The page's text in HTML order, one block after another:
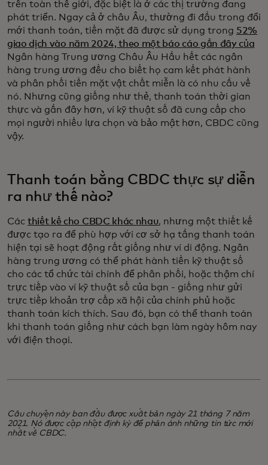
trên toàn thế giới, đặc biệt là ở các thị trường đang
phát triển. Ngay cả ở châu Âu, thường đi đầu trong đổi
mới thanh toán, tiền mặt đã được sử dụng trong 52%
giao dịch vào năm 2024, theo một báo cáo gần đây của
Ngân hàng Trung ương Châu Âu Hầu hết các ngân
hàng trung ương đều cho biết họ cam kết phát hành
và phân phối tiền mặt vật chất miễn là có nhu cầu về
nó. Nhưng cũng giống như thẻ, thanh toán thời gian
thực và gần đây hơn, ví kỹ thuật số đã cung cấp cho
mọi người nhiều lựa chọn và bảo mật hơn, CBDC cũng
vậy.
Thanh toán bằng CBDC thực sự diễn
ra như thế nào?
Các thiết kế cho CBDC khác nhau, nhưng một thiết kế
được tạo ra để phù hợp với cơ sở hạ tầng thanh toán
hiện tại sẽ hoạt động rất giống như ví di động. Ngân
hàng trung ương có thể phát hành tiền kỹ thuật số
cho các tổ chức tài chính để phân phối, hoặc thậm chí
trực tiếp vào ví kỹ thuật số của bạn - giống như gửi
trực tiếp khoản trợ cấp xã hội của chính phủ hoặc
thanh toán kích thích. Sau đó, bạn có thể thanh toán
khi thanh toán giống như cách bạn làm ngày hôm nay
với điện thoại.
Câu chuyện này ban đầu được xuất bản ngày 21 tháng 7 năm
2021. Nó được cập nhật định kỳ để phản ánh những tin tức mới
nhất về CBDC.